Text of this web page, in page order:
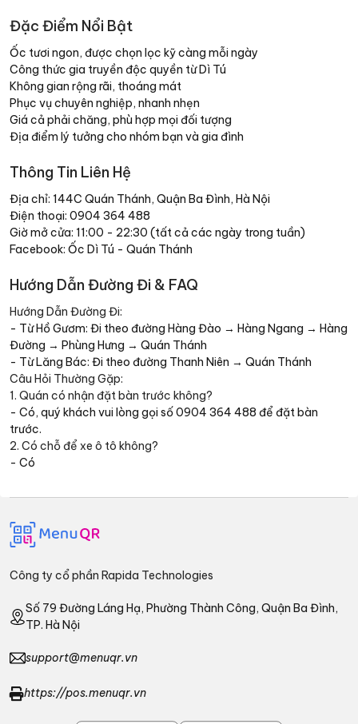
Đặc Điểm Nổi Bật
Ốc tươi ngon, được chọn lọc kỹ càng mỗi ngày
Công thức gia truyền độc quyền từ Dì Tú
Không gian rộng rãi, thoáng mát
Phục vụ chuyên nghiệp, nhanh nhẹn
Giá cả phải chăng, phù hợp mọi đối tượng
Địa điểm lý tưởng cho nhóm bạn và gia đình
Thông Tin Liên Hệ
Địa chỉ: 144C Quán Thánh, Quận Ba Đình, Hà Nội
Điện thoại: 0904 364 488
Giờ mở cửa: 11:00 - 22:30 (tất cả các ngày trong tuần)
Facebook: Ốc Dì Tú - Quán Thánh
Hướng Dẫn Đường Đi & FAQ
Hướng Dẫn Đường Đi:
- Từ Hồ Gươm: Đi theo đường Hàng Đào → Hàng Ngang → Hàng
Đường → Phùng Hưng → Quán Thánh
- Từ Lăng Bác: Đi theo đường Thanh Niên → Quán Thánh
Câu Hỏi Thường Gặp:
1. Quán có nhận đặt bàn trước không?
- Có, quý khách vui lòng gọi số 0904 364 488 để đặt bàn
trước.
2. Có chỗ để xe ô tô không?
- Có
Công ty cổ phần Rapida Technologies
Số 79 Đường Láng Hạ, Phường Thành Công, Quận Ba Đình,
TP. Hà Nội
support@menuqr.vn
https://pos.menuqr.vn